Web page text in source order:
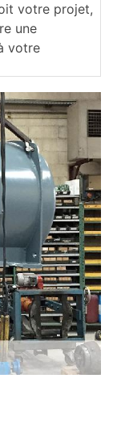
votre projet,
une
votre